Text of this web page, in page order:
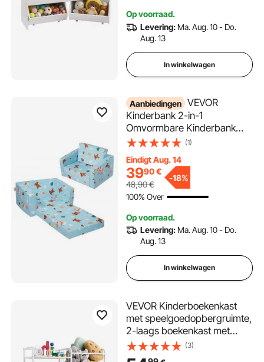
Op voorraad.
Levering: Ma. Aug. 10 - Do.
Aug. 13
In winkelwagen
Aanbiedingen VEVOR
Kinderbank 2-in-1
Omvormbare Kinderbank
naar Relaxfauteuil,
Fauteuil, Peuter Armleuning
Stoel Bed, Opklapbare
Kinderspeelbank, met
Kerstpatroon
(1)
Eindigt Aug. 14
3990€
48,90€
-18%
100% Over
Op voorraad.
Levering: Ma. Aug. 10 - Do.
Aug. 13
In winkelwagen
VEVOR Kinderboekenkast
met speelgoedopbergruimte,
2-laags boekenkast met
stoffen speelgoedkist,
kinderplank,
(3)